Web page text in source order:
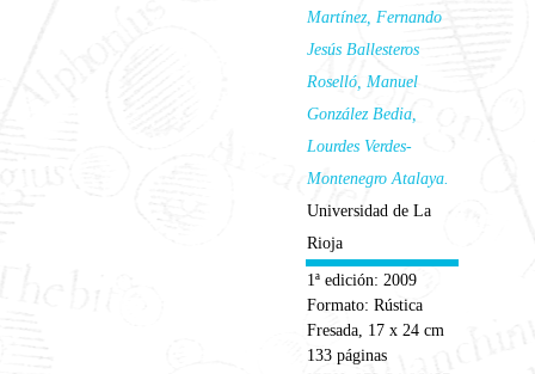
Martínez, Fernando
Jesús Ballesteros
Roselló, Manuel
González Bedia,
Lourdes Verdes-
Montenegro Atalaya.
Universidad de La
Rioja
1ª edición: 2009
Formato: Rústica
Fresada, 17 x 24 cm
133 páginas